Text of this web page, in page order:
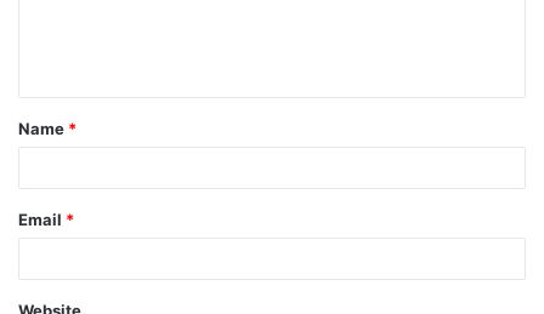
t
*
Name *
Email *
Website